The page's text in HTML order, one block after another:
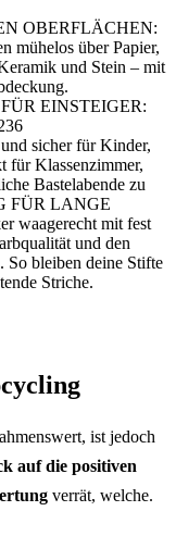
OBERFLÄCHEN:
mühelos über Papier,
und Stein – mit
EINSTEIGER:
sicher für Kinder,
für Klassenzimmer,
Bastelabende zu
FÜR LANGE
waagerecht mit fest
und den
So bleiben deine Stifte
Striche.
ist jedoch
auf die positiven
verrät, welche.